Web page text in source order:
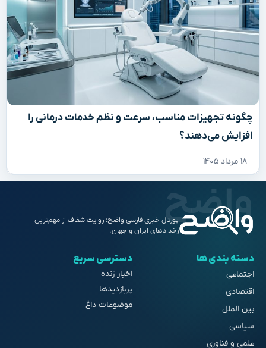
چگونه تجهیزات مناسب، سرعت و نظم خدمات درمانی را
افزایش می‌دهند؟
۱۸ مرداد ۱۴۰۵
پورتال خبری فارسی واضح؛ روایت شفاف از مهم‌ترین
رخدادهای ایران و جهان.
دسته بندی ها
اجتماعی
اقتصادی
بین الملل
سیاسی
علمی و فناوری
دسترسی سریع
اخبار زنده
پربازدیدها
موضوعات داغ